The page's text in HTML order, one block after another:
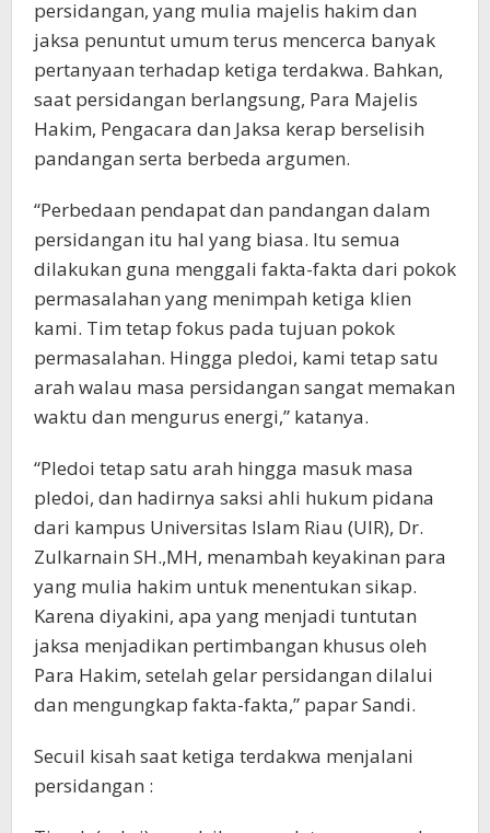
persidangan, yang mulia majelis hakim dan
jaksa penuntut umum terus mencerca banyak
pertanyaan terhadap ketiga terdakwa. Bahkan,
saat persidangan berlangsung, Para Majelis
Hakim, Pengacara dan Jaksa kerap berselisih
pandangan serta berbeda argumen.
“Perbedaan pendapat dan pandangan dalam
persidangan itu hal yang biasa. Itu semua
dilakukan guna menggali fakta-fakta dari pokok
permasalahan yang menimpah ketiga klien
kami. Tim tetap fokus pada tujuan pokok
permasalahan. Hingga pledoi, kami tetap satu
arah walau masa persidangan sangat memakan
waktu dan mengurus energi,” katanya.
“Pledoi tetap satu arah hingga masuk masa
pledoi, dan hadirnya saksi ahli hukum pidana
dari kampus Universitas Islam Riau (UIR), Dr.
Zulkarnain SH.,MH, menambah keyakinan para
yang mulia hakim untuk menentukan sikap.
Karena diyakini, apa yang menjadi tuntutan
jaksa menjadikan pertimbangan khusus oleh
Para Hakim, setelah gelar persidangan dilalui
dan mengungkap fakta-fakta,” papar Sandi.
Secuil kisah saat ketiga terdakwa menjalani
persidangan :